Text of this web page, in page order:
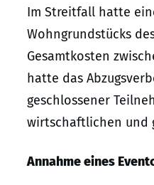
Im Streitfall hatte
Wohngrundstücks
Gesamtkosten
hatte das
geschlossener
wirtschaftlichen und
Annahme eines